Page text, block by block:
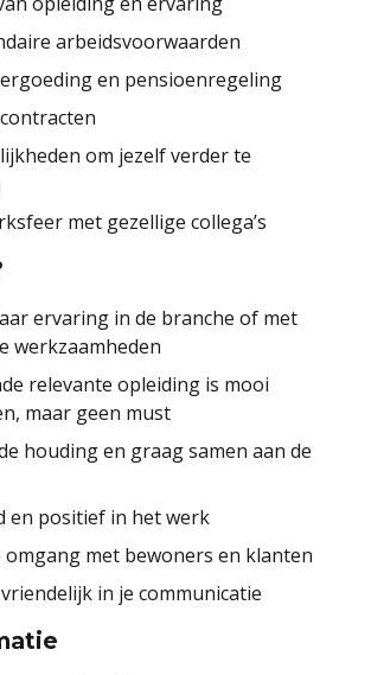
arbeidsvoorwaarden
en pensioenregeling
om jezelf verder te
met gezellige collega’s
ervaring in de branche of met
werkzaamheden
relevante opleiding is mooi
maar geen must
houding en graag samen aan de
en positief in het werk
omgang met bewoners en klanten
in je communicatie